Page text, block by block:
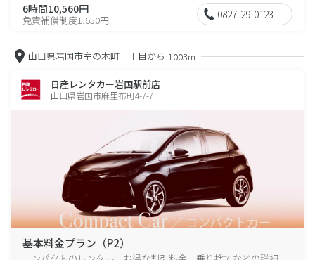
6時間10,560円
免責補償制度1,650円 0827-29-0123
山口県岩国市室の木町一丁目から 1003m
日産レンタカー岩国駅前店
山口県岩国市麻里布町4-7-7
基本料金プラン（P2）